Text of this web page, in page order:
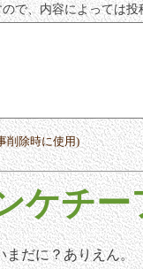
で、内容によっては
削除時に使用)
ケチー
まだに？ありえん。